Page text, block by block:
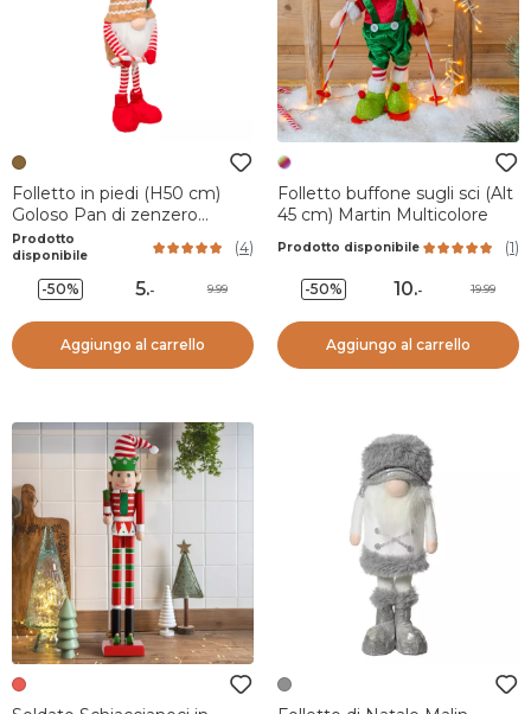
Folletto in piedi (H50 cm)
Goloso Pan di zenzero
Marrone chiaro
Prodotto
disponibile
(4)
-50% 5.- 9.99
Aggiungo al carrello
Folletto buffone sugli sci (Alt
45 cm) Martin Multicolore
Prodotto disponibile (1)
-50% 10.- 19.99
Aggiungo al carrello